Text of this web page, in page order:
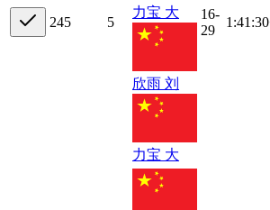
245 5
力宝 大
欣雨 刘
力宝 大
16-
29
1:41:30